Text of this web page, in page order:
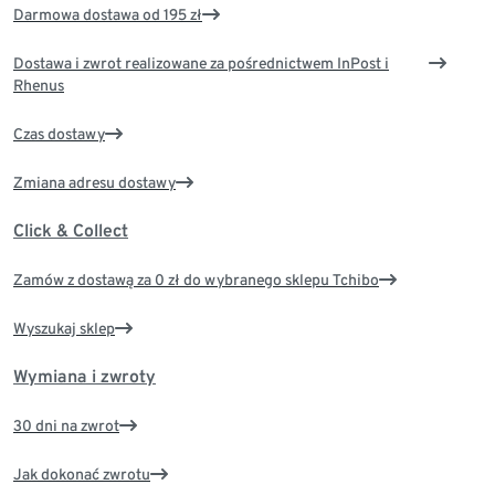
Darmowa dostawa od 195 zł
Dostawa i zwrot realizowane za pośrednictwem InPost i
Rhenus
Czas dostawy
Zmiana adresu dostawy
Click & Collect
Zamów z dostawą za 0 zł do wybranego sklepu Tchibo
Wyszukaj sklep
Wymiana i zwroty
30 dni na zwrot
Jak dokonać zwrotu